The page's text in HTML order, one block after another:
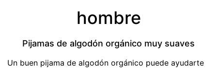
hombre
Pijamas de algodón orgánico muy suaves
Un buen pijama de algodón orgánico puede ayudarte